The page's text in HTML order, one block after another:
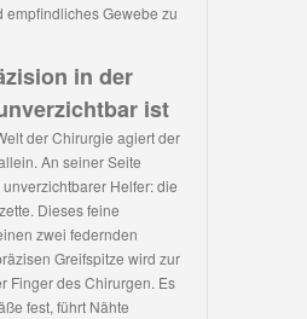
empfindliches Gewebe zu
in der
ist
der Chirurgie agiert der
An seiner Seite
Helfer: die
Dieses feine
zwei federnden
Greifspitze wird zur
Finger des Chirurgen. Es
fest, führt Nähte